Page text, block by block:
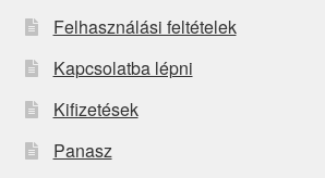
Felhasználási feltételek
Kapcsolatba lépni
Kifizetések
Panasz